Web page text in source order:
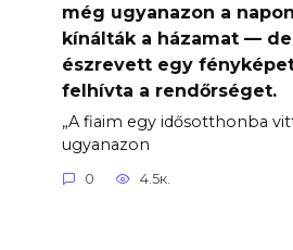
még ugyanazon a
kínálták a házamat —
észrevett egy
felhívta a rendőrséget.
„A fiaim egy idősotthonba
ugyanazon
0 4.5к.